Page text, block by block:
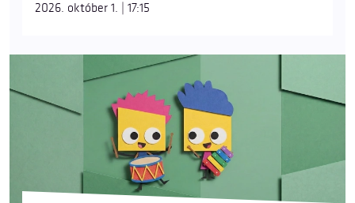
2026. október 1. | 17:15